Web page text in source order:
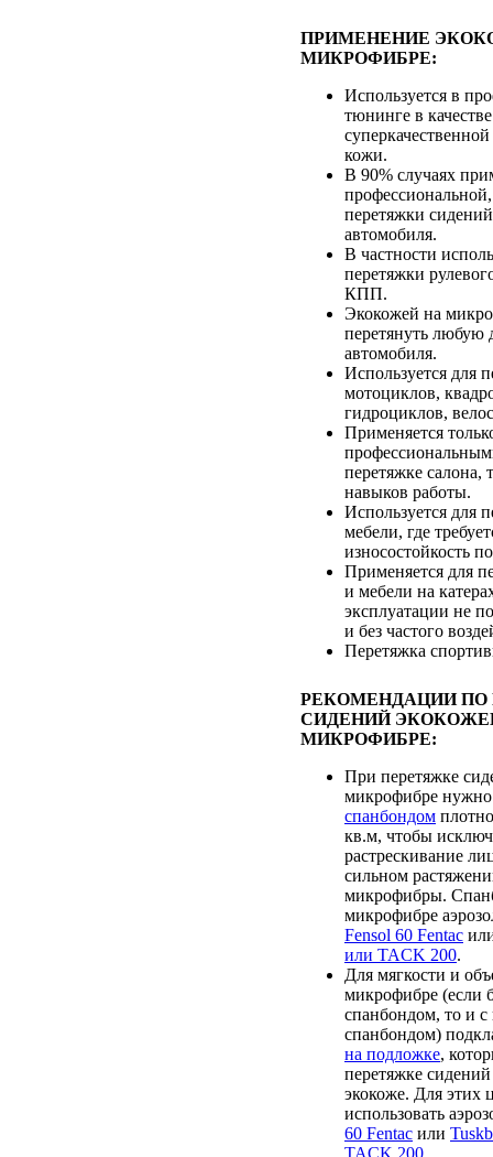
ПРИМЕНЕНИЕ
МИКРОФИБРЕ:
Используется в
тюнинге в
кожи.
В 90% случаях
перетяжки
автомобиля.
В частности
перетяжки
КПП.
Экокожей на
перетянуть любую
автомобиля.
Используется для
мотоциклов,
гидроциклов,
Применяется
перетяжке салона,
навыков работы.
Используется для
мебели, где
износостойкость
Применяется для
и мебели на
эксплуатации не
и без частого
Перетяжка
РЕКОМЕНДАЦИИ ПО
СИДЕНИЙ
МИКРОФИБРЕ:
При перетяжке
микрофибре нужно
спанбондом
кв.м, чтобы
растрескивание
сильном
микрофибры.
микрофибре
Fensol 60 Fentac
или TACK 200.
Для мягкости и
микрофибре (если
спанбондом, то и
спанбондом)
на подложке,
перетяжке
экокоже. Для этих
использовать
60 Fentac или
TACK 200